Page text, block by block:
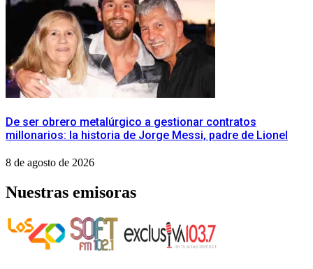
De ser obrero metalúrgico a gestionar contratos
millonarios: la historia de Jorge Messi, padre de Lionel
8 de agosto de 2026
Nuestras emisoras